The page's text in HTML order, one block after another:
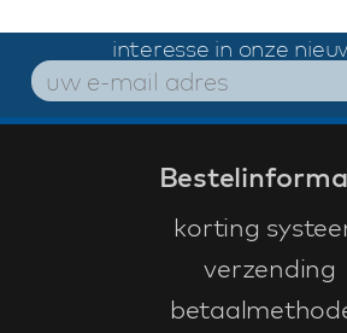
interesse in onze
korting
verzending